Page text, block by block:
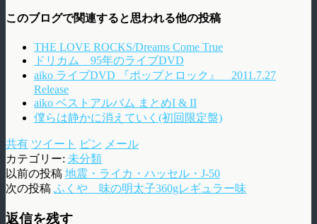
このブログで関連すると思われる他の投稿
THE LOVE ROCKS/Dreams Come True
ドリカム 95年のライブDVD
aiko ライブDVD 『ポップとロック』 2011.7.27
Release
aiko ベストアルバム まとめI & II
僕らは静かに消えていく(初回限定盤)
共有 ツイート ピン メール
カテゴリー: 未分類
以前の投稿 地震・ライカ・ハッセル・J-50
次の投稿 ふくや 味の明太子360gレギュラー味
返信を残す